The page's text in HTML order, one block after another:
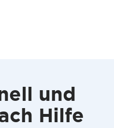
und
Hilfe